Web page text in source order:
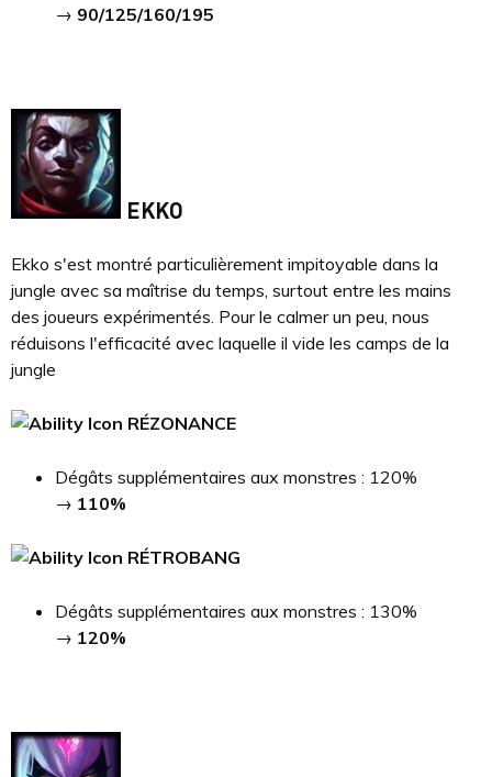
→ 90/125/160/195
EKKO
Ekko s'est montré particulièrement impitoyable dans la
jungle avec sa maîtrise du temps, surtout entre les mains
des joueurs expérimentés. Pour le calmer un peu, nous
réduisons l'efficacité avec laquelle il vide les camps de la
jungle
RÉZONANCE
Dégâts supplémentaires aux monstres : 120%
→ 110%
RÉTROBANG
Dégâts supplémentaires aux monstres : 130%
→ 120%